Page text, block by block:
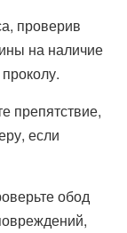
проверив
на наличие
препятствие,
если
обод